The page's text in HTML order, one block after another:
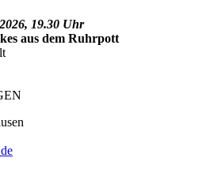
19.30 Uhr
aus dem Ruhrpott